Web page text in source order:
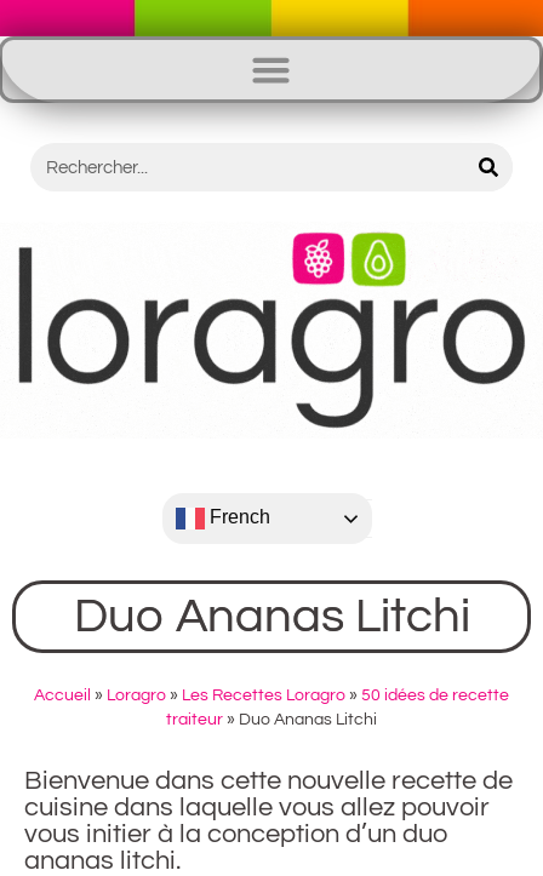
French
Duo Ananas Litchi
Accueil » Loragro » Les Recettes Loragro » 50 idées de recette
traiteur » Duo Ananas Litchi
Bienvenue dans cette nouvelle recette de
cuisine dans laquelle vous allez pouvoir
vous initier à la conception d’un duo
ananas litchi.